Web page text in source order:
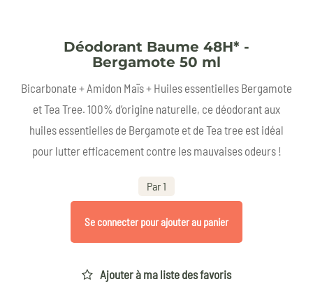
Déodorant Baume 48H* -
Bergamote 50 ml
Bicarbonate + Amidon Maïs + Huiles essentielles Bergamote
et Tea Tree. 100% d’origine naturelle, ce déodorant aux
huiles essentielles de Bergamote et de Tea tree est idéal
pour lutter efficacement contre les mauvaises odeurs !
Par 1
Se connecter pour ajouter au panier
Ajouter à ma liste des favoris